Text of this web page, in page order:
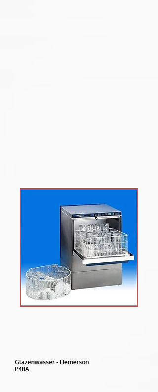
Glazenwasser - Hemerson
P48A